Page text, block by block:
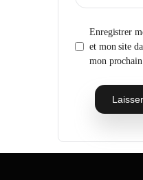
Enregistrer
et mon site
mon